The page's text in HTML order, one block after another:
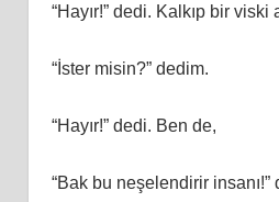
“Hayır!” dedi. Kalkıp bir viski
“İster misin?” dedim.
“Hayır!” dedi. Ben de,
“Bak bu neşelendirir